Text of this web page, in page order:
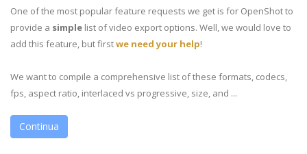
One of the most popular feature requests we get is for OpenShot to
provide a simple list of video export options. Well, we would love to
add this feature, but firstwe need your help!
We want to compile a comprehensive list of these formats, codecs,
fps, aspect ratio, interlaced vs progressive, size, and ...
Continua